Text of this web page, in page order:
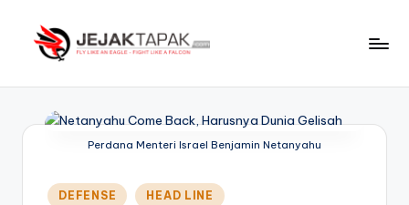
An
Fight
Perdana Menteri Israel Benjamin Netanyahu
Posted
DEFENSE HEAD LINE